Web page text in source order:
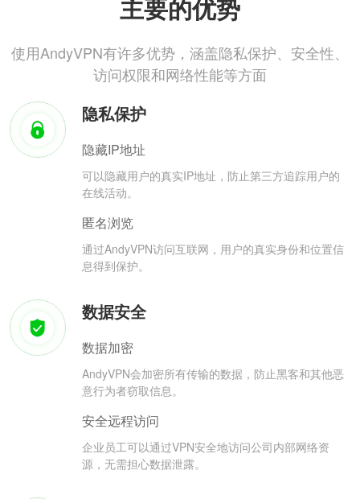
主要的优势
使用AndyVPN有许多优势，涵盖隐私保护、安全性、
访问权限和网络性能等方面
隐私保护
隐藏IP地址
可以隐藏用户的真实IP地址，防止第三方追踪用户的
在线活动。
匿名浏览
通过AndyVPN访问互联网，用户的真实身份和位置信
息得到保护。
数据安全
数据加密
AndyVPN会加密所有传输的数据，防止黑客和其他恶
意行为者窃取信息。
安全远程访问
企业员工可以通过VPN安全地访问公司内部网络资
源，无需担心数据泄露。